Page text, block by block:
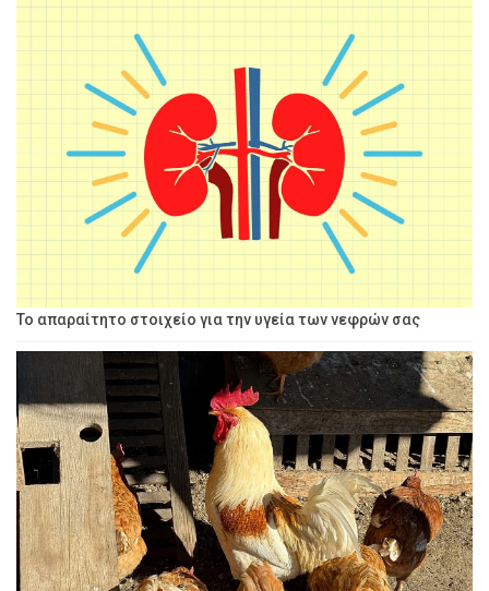
Το απαραίτητο στοιχείο για την υγεία των νεφρών σας